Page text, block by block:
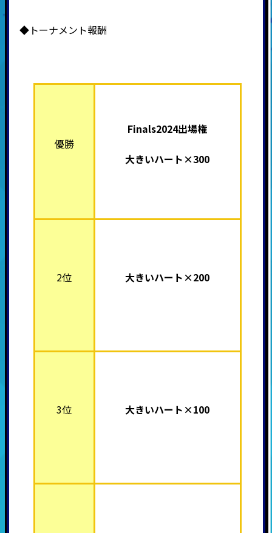
◆トーナメント報酬
優勝
Finals2024出場権
大きいハート×300
2位 大きいハート×200
3位 大きいハート×100